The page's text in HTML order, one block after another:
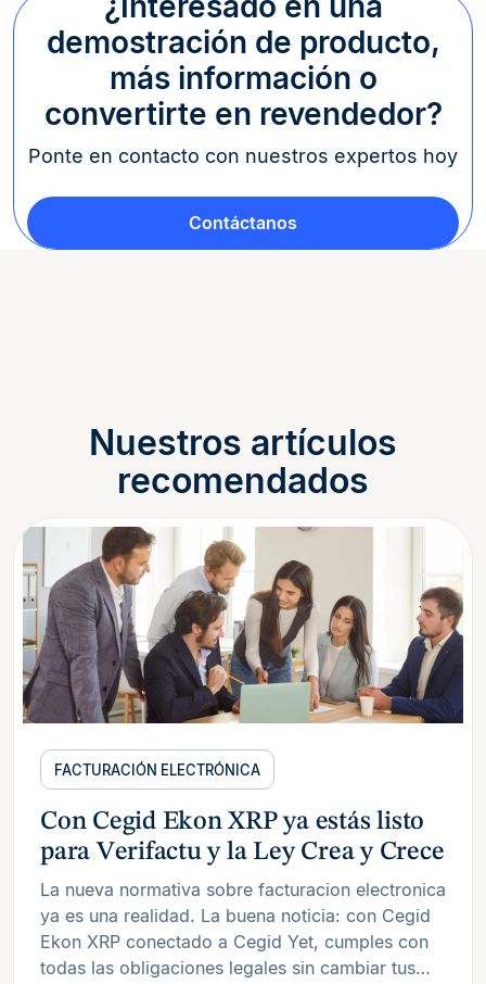
demostración de producto,
más información o
convertirte en revendedor?
Ponte en contacto con nuestros expertos hoy
Contáctanos
Nuestros artículos
recomendados
FACTURACIÓN ELECTRÓNICA
Con Cegid Ekon XRP ya estás listo
para Verifactu y la Ley Crea y Crece
La nueva normativa sobre facturacion electronica
ya es una realidad. La buena noticia: con Cegid
Ekon XRP conectado a Cegid Yet, cumples con
todas las obligaciones legales sin cambiar tus…